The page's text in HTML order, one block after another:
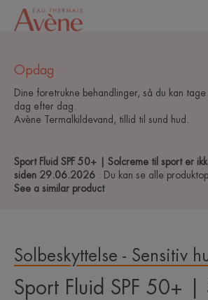
Sport Fluid SPF 50+ | Solcreme til sport er
siden 29.06.2026
. Du kan se alle
See a similar product
Opdag
Dine foretrukne behandlinger, så du kan
dag efter dag.
Avène Termalkildevand, tillid til sund hud.
Solbeskyttelse - Sensitiv
Sport Fluid SPF 50+ |